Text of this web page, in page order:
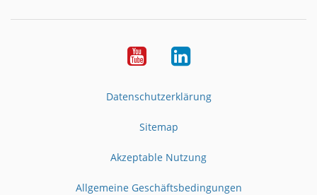
YouTubeLinkedIn
Datenschutzerklärung
Sitemap
Akzeptable Nutzung
Allgemeine Geschäftsbedingungen